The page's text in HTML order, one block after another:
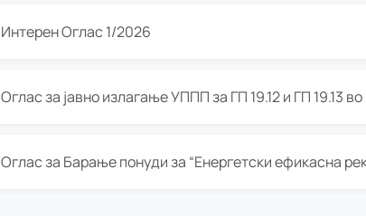
Интерен Оглас 1/2026
Оглас за јавно излагање УППП за ГП 19.12 и ГП 19.13